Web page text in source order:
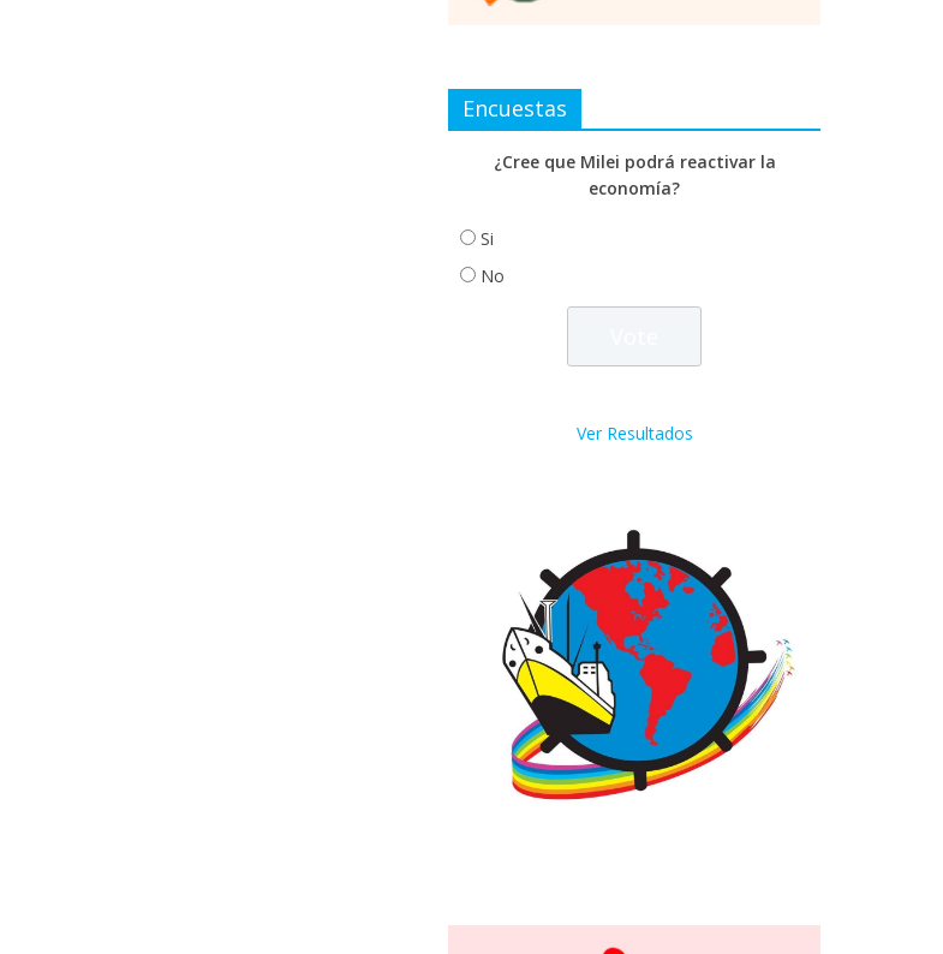
Encuestas
¿Cree que Milei podrá reactivar la
economía?
Si
No
Ver Resultados